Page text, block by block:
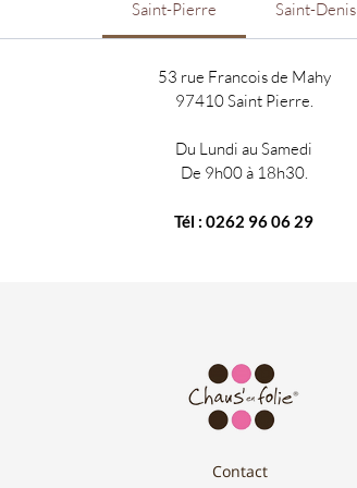
Saint-Pierre Saint-Denis
53 rue Francois de Mahy
97410 Saint Pierre.
Du Lundi au Samedi
De 9h00 à 18h30.
Tél : 0262 96 06 29
Contact